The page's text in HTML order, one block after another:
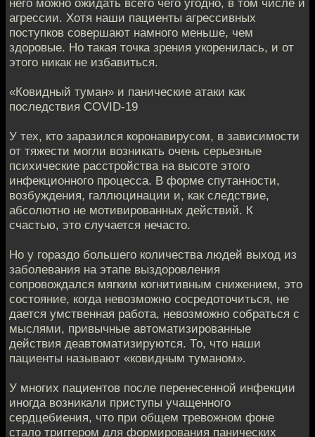
него можно ожидать всего чего угодно, в том числе и
агрессии. Хотя наши пациенты агрессивных
поступков совершают намного меньше, чем
здоровые. Но такая точка зрения укоренилась, и от
этого никак не избавиться.
«Ковидный туман» и панические атаки как
последствия COVID-19
У тех, кто заразился коронавирусом, в зависимости
от тяжести могли возникать очень серьезные
психические расстройства на высоте этого
инфекционного процесса. В форме спутанности,
возбуждения, галлюцинации и, как следствие,
абсолютно не мотивированных действий. К
счастью, это случается нечасто.
Но у гораздо большего количества людей выход из
заболевания на этапе выздоровления
сопровождался мягким когнитивным снижением, это
состояние, когда невозможно сосредоточиться, не
дается умственная работа, невозможно собраться с
мыслями, привычные автоматизированные
действия деавтоматизируются. То, что наши
пациенты называют «ковидным туманом».
У многих пациентов после перенесенной инфекции
иногда возникали приступы учащенного
сердцебиения, что при общем тревожном фоне
стало триггером для формирования панических